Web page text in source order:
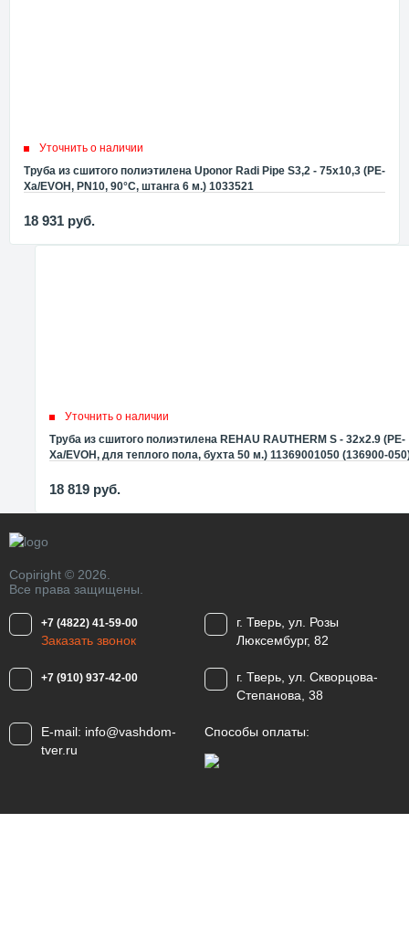
Уточнить о наличии
Труба из сшитого полиэтилена Uponor Radi Pipe S3,2 - 75x10,3 (PE-
Xa/EVOH, PN10, 90°C, штанга 6 м.) 1033521
18 931 руб.
Уточнить о наличии
Труба из сшитого полиэтилена REHAU RAUTHERM S - 32x2.9 (PE-
Xa/EVOH, для теплого пола, бухта 50 м.) 11369001050 (136900-
18 819 руб.
Copiright © 2026.
Все права защищены.
+7 (4822) 41-59-00
Заказать звонок
г. Тверь, ул. Розы
Люксембург, 82
+7 (910) 937-42-00
г. Тверь, ул. Скворцова-
Степанова, 38
E-mail: info@vashdom-
tver.ru
Способы оплаты: